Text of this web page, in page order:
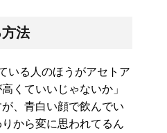
法
いる人のほうがアセトア
くていいじゃないか」
、青白い顔で飲んでい
から変に思われてるん